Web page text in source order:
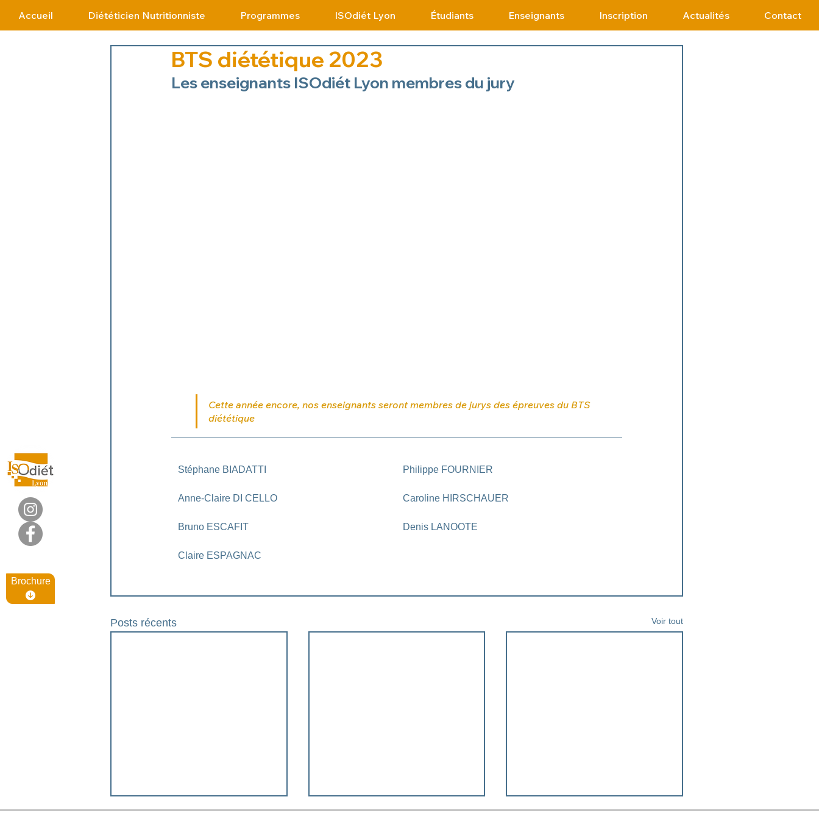
Accueil Diététicien Nutritionniste Programmes ISOdiét Lyon Étudiants Enseignants Inscription Actualités Contact
Brochure
BTS diététique 2023
Les enseignants ISOdiét Lyon membres du jury
Cette année encore, nos enseignants seront membres de jurys des épreuves du BTS
diététique
Stéphane BIADATTI Philippe FOURNIER
Anne-Claire DI CELLO Caroline HIRSCHAUER
Bruno ESCAFIT Denis LANOOTE
Claire ESPAGNAC
Posts récents Voir tout